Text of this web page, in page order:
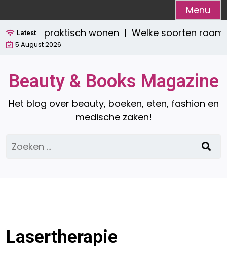
naar
de
inhoud
Menu
Latestén praktisch wonen |Welke soorten
5 August 2026
Beauty & Books Magazine
Het blog over beauty, boeken, eten, fashion en
medische zaken!
Zoeken
naar:
Lasertherapie